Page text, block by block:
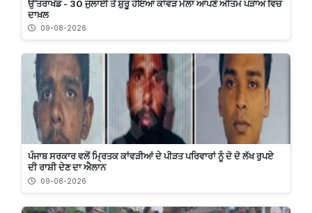
ਉੱਤਰਾਖੰਡ - 30 ਜੁਲਾਈ ਤੋਂ ਸ਼ੁਰੂ ਹੋਇਆ ਕਾਂਵੜ ਮੇਲਾ ਆਪਣੇ ਅੰਤਿਮ ਪੜਾਅ ਵਿਚ
ਦਾਖ਼ਲ
09-08-2026
ਪੰਜਾਬ ਸਰਕਾਰ ਵਲੋਂ ਮ੍ਰਿਤਕ ਕਾਂਵੜੀਆਂ ਦੇ ਪੀੜਤ ਪਰਿਵਾਰਾਂ ਨੂੰ ਦੋ ਦੋ ਲੱਖ ਰੁਪਏ
ਦੀ ਰਾਸ਼ੀ ਦੇਣ ਦਾ ਐਲਾਨ
09-08-2026